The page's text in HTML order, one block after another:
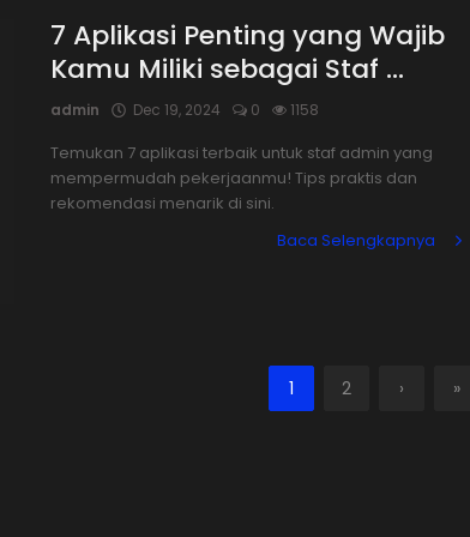
7 Aplikasi Penting yang Wajib
Kamu Miliki sebagai Staf ...
admin Dec 19, 2024 0 1158
Temukan 7 aplikasi terbaik untuk staf admin yang
mempermudah pekerjaanmu! Tips praktis dan
rekomendasi menarik di sini.
Baca Selengkapnya
1 2 › »